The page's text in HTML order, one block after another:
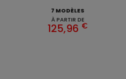
7 MODÈLES
À PARTIR DE
125,96 €